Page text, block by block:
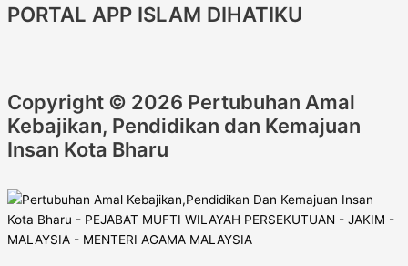
PORTAL APP ISLAM DIHATIKU
Copyright © 2026 Pertubuhan Amal
Kebajikan, Pendidikan dan Kemajuan
Insan Kota Bharu